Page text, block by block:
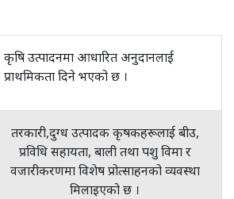
कृषि उत्पादनमा आधारित अनुदानलाई
प्राथमिकता दिने भएको छ ।
तरकारी,दुग्ध उत्पादक कृषकहरूलाई बीउ,
प्रविधि सहायता, बाली तथा पशु विमा र
वजारीकरणमा विशेष प्रोत्साहनको व्यवस्था
मिलाइएको छ ।